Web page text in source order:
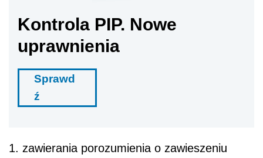
Kontrola PIP. Nowe
uprawnienia
Sprawd
ź
1. zawierania porozumienia o zawieszeniu